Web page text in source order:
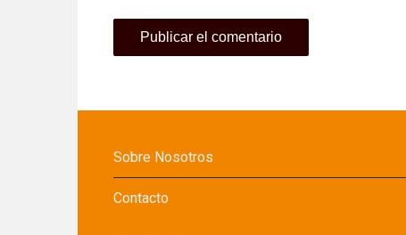
Sobre Nosotros
Contacto